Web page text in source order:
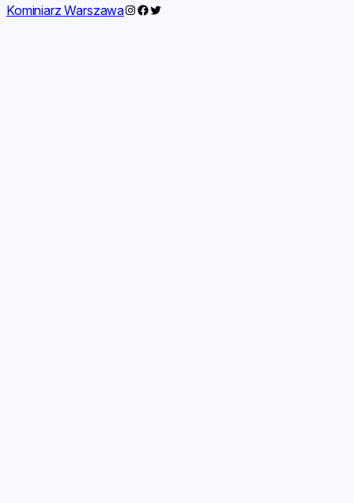
Kominiarz WarszawaInstagram
Facebook
Twitter